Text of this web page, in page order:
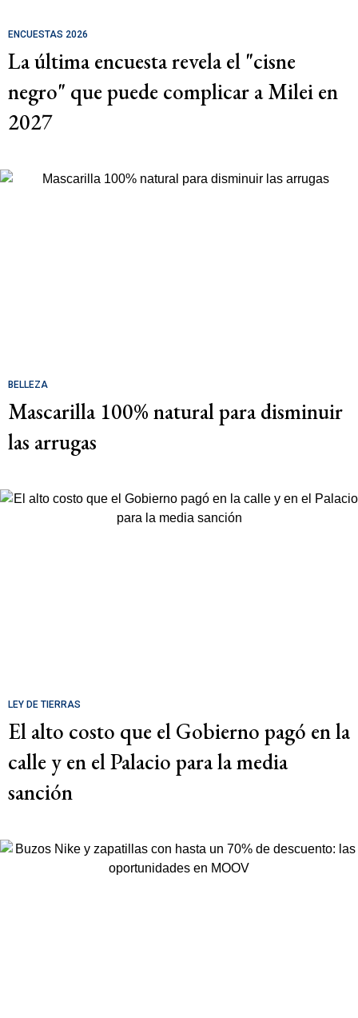
ENCUESTAS 2026
La última encuesta revela el "cisne
negro" que puede complicar a Milei en
2027
BELLEZA
Mascarilla 100% natural para disminuir
las arrugas
LEY DE TIERRAS
El alto costo que el Gobierno pagó en la
calle y en el Palacio para la media
sanción